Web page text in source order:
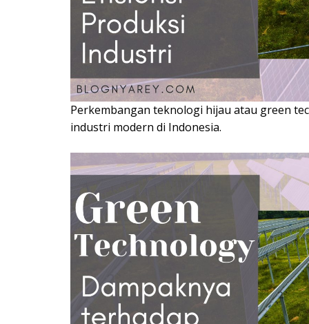
Perkembangan teknologi hijau atau green
industri modern di Indonesia.